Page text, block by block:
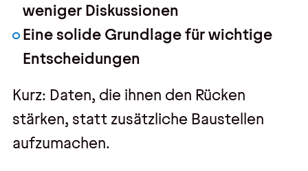
weniger Diskussionen
Eine solide Grundlage für wichtige
Entscheidungen
Kurz: Daten, die ihnen den Rücken
stärken, statt zusätzliche Baustellen
aufzumachen.